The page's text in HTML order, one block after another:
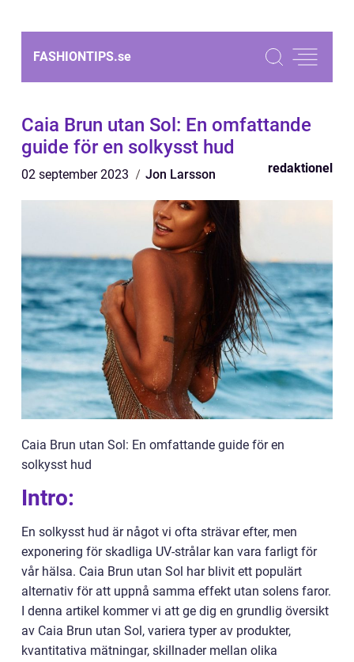
FASHIONTIPS.se
Caia Brun utan Sol: En omfattande
guide för en solkysst hud
02 september 2023 Jon Larsson redaktionel
Caia Brun utan Sol: En omfattande guide för en
solkysst hud
Intro:
En solkysst hud är något vi ofta strävar efter, men
exponering för skadliga UV-strålar kan vara farligt för
vår hälsa. Caia Brun utan Sol har blivit ett populärt
alternativ för att uppnå samma effekt utan solens faror.
I denna artikel kommer vi att ge dig en grundlig översikt
av Caia Brun utan Sol, variera typer av produkter,
kvantitativa mätningar, skillnader mellan olika